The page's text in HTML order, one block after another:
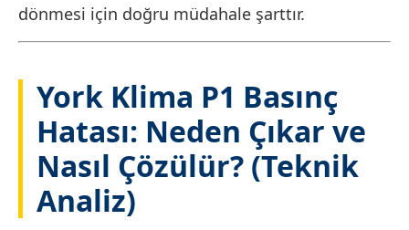
dönmesi için doğru müdahale şarttır.
York Klima P1 Basınç
Hatası: Neden Çıkar ve
Nasıl Çözülür? (Teknik
Analiz)